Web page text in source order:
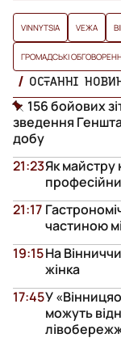
VINNYTSIA VЕЖА
ГРОМАДСЬКІ
ОСТАННІ
156 бойових
зведення
добу
Як майстру
21:23
частиною
21:17
На
жінка
19:15
У
можуть
17:45